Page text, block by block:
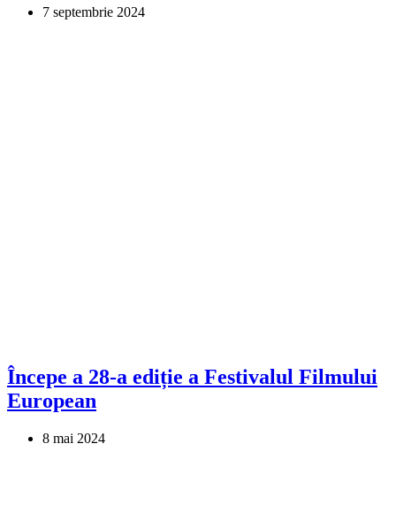
7 septembrie 2024
Începe a 28-a ediție a Festivalul Filmului
European
8 mai 2024